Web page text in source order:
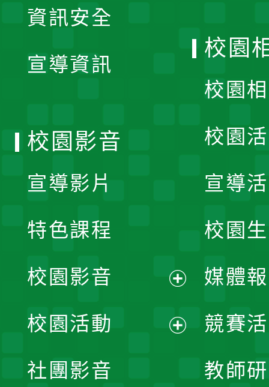
資訊安全
宣導資訊
校園
校園
校園
宣導
校園
媒體
競賽
教師
校園影音
宣導影片
特色課程
校園影音
開
校園活動
社團影音